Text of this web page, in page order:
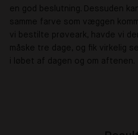
en god beslutning. Dessuden
samme farve som væggen
vi bestilte prøveark, havde vi
måske tre dage, og fik virkelig
i løbet af dagen og om aftenen.